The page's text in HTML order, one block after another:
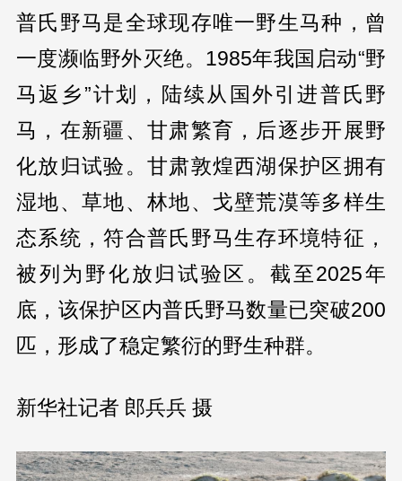
普氏野马是全球现存唯一野生马种，曾
一度濒临野外灭绝。1985年我国启动“野
马返乡”计划，陆续从国外引进普氏野
马，在新疆、甘肃繁育，后逐步开展野
化放归试验。甘肃敦煌西湖保护区拥有
湿地、草地、林地、戈壁荒漠等多样生
态系统，符合普氏野马生存环境特征，
被列为野化放归试验区。截至2025年
底，该保护区内普氏野马数量已突破200
匹，形成了稳定繁衍的野生种群。
新华社记者 郎兵兵 摄